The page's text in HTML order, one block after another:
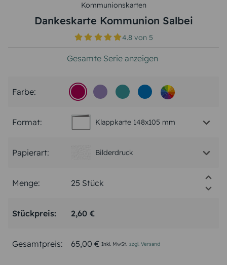
Kommunionskarten
Dankeskarte Kommunion Salbei
4.8 von5
Gesamte Serie anzeigen
Farbe:
Format: Klappkarte 148x105 mm
Papierart: Bilderdruck
Menge:
Stückpreis: 2,60 €
Gesamtpreis: 65,00 € Inkl. MwSt. zzgl. Versand